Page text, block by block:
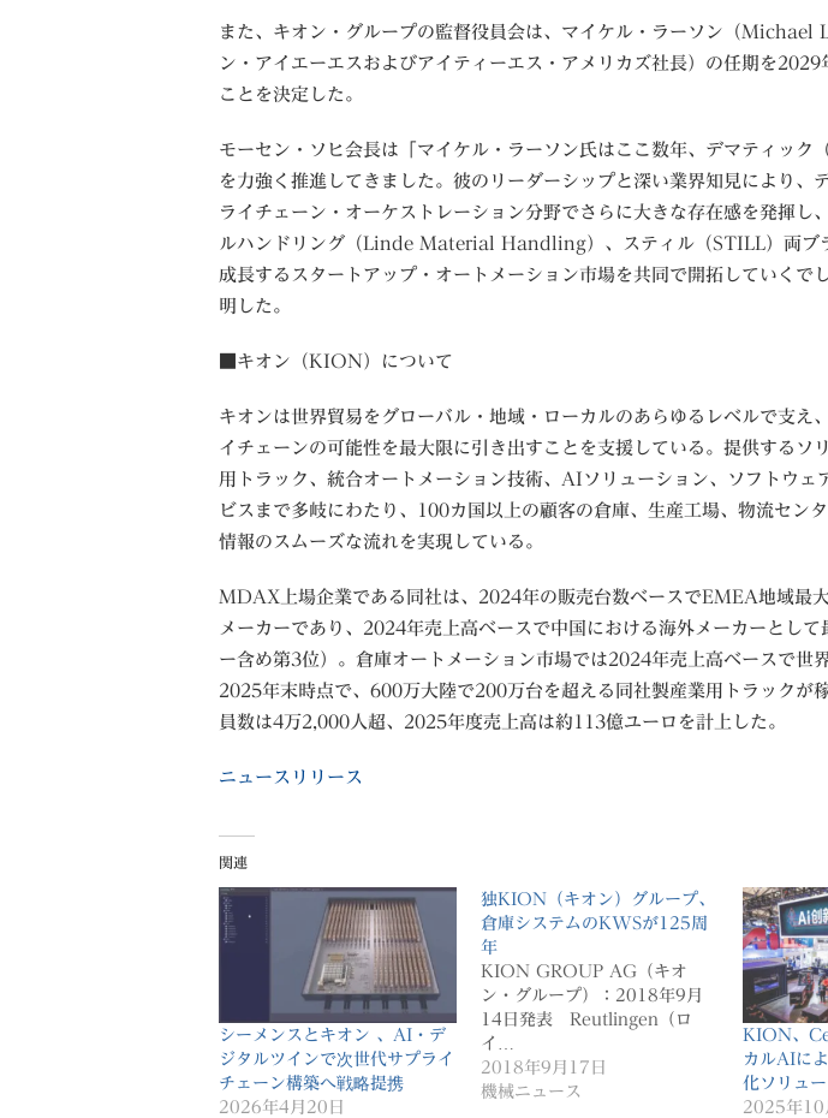
また、キオン・グループの監督役員会は、マイケル・ラーソン（Michael
ン・アイエーエスおよびアイティーエス・アメリカズ社長）の任期を2029
ことを決定した。
モーセン・ソヒ会長は「マイケル・ラーソン氏はここ数年、デマティック
を力強く推進してきました。彼のリーダーシップと深い業界知見により、
ライチェーン・オーケストレーション分野でさらに大きな存在感を発揮し
ルハンドリング（Linde Material Handling）、スティル（STILL）両ブ
成長するスタートアップ・オートメーション市場を共同で開拓していくで
明した。
■キオン（KION）について
キオンは世界貿易をグローバル・地域・ローカルのあらゆるレベルで支え
イチェーンの可能性を最大限に引き出すことを支援している。提供するソ
用トラック、統合オートメーション技術、AIソリューション、ソフトウェ
ビスまで多岐にわたり、100カ国以上の顧客の倉庫、生産工場、物流セン
情報のスムーズな流れを実現している。
MDAX上場企業である同社は、2024年の販売台数ベースでEMEA地域最
メーカーであり、2024年売上高ベースで中国における海外メーカーとして
ー含め第3位）。倉庫オートメーション市場では2024年売上高ベースで世
2025年末時点で、600万大陸で200万台を超える同社製産業用トラックが
員数は4万2,000人超、2025年度売上高は約113億ユーロを計上した。
ニュースリリース
関連
シーメンスとキオン 、AI・デ
ジタルツインで次世代サプライ
チェーン構築へ戦略提携
2026年4月20日
独KION（キオン）グループ、
倉庫システムのKWSが125周
年
KION GROUP AG（キオ
ン・グループ）：2018年9月
14日発表 Reutlingen（ロ
イ…
2018年9月17日
機械ニュース
KION、
カルAIに
化ソリュ
2025年10